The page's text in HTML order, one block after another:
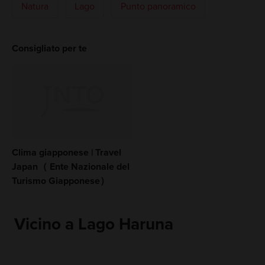
Natura Lago Punto panoramico
Consigliato per te
Clima giapponese | Travel
Japan（ Ente Nazionale del
Turismo Giapponese）
Vicino a Lago Haruna